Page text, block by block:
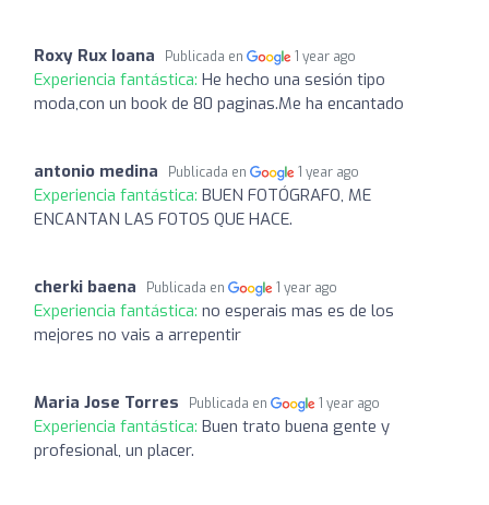
Roxy Rux Ioana Publicada en 1 year ago
Experiencia fantástica: He hecho una sesión tipo
moda,con un book de 80 paginas.Me ha encantado
antonio medina Publicada en 1 year ago
Experiencia fantástica: BUEN FOTÓGRAFO, ME
ENCANTAN LAS FOTOS QUE HACE.
cherki baena Publicada en 1 year ago
Experiencia fantástica: no esperais mas es de los
mejores no vais a arrepentir
Maria Jose Torres Publicada en 1 year ago
Experiencia fantástica: Buen trato buena gente y
profesional, un placer.